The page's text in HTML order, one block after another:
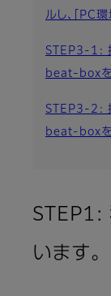
ルし、「PC
STEP3-1:
beat-boxを
STEP3-2:
beat-boxを
STEP1:
います。